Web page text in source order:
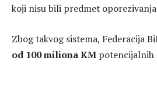
koji nisu bili predmet
Zbog takvog sistema, Federacija
od 100 miliona KM potencijalnih